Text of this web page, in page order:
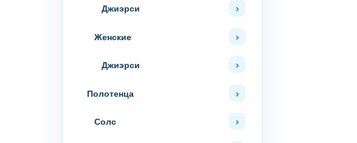
Джиэрси
Женские
Джиэрси
Полотенца
Солс